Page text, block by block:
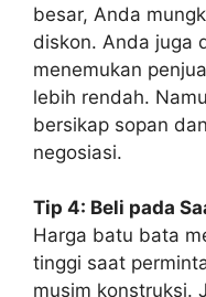
besar, Anda
diskon. Anda juga
menemukan
lebih rendah.
bersikap sopan
negosiasi.
Tip 4: Beli pada
Harga batu bata
tinggi saat
musim konstruksi.